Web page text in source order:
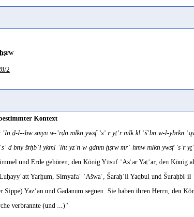
1981b, 18
close collaboration given to the king by the four brothers
ḫṣrw
2
Kontext
ḏ-l--hw smyn w-ʾrḍn mlkn ywsf ʾsʾ r yṯʾr mlk kl ʾšʿbn w-l-ybrkn
d bny šrḥbʾl ykml ʾlht yzʾn w-gdnm ḫṣrw mrʾ-hmw mlkn ywsf ʾsʾr
und Erde gehören, den König Yūsuf ʾAsʾar Yaṯʾar, den König
Yarḫum, Simyafaʿ ʾAšwaʿ, Šaraḥʾil Yaqbul und Šuraḥbiʾil
Sippe) Yazʾan und Gadanum segnen. Sie haben ihren Herrn, den
verbrannte (und ...)"